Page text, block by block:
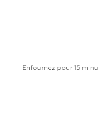
Enfournez pour 15